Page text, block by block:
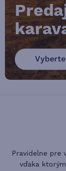
Pravidelne pre
vďaka